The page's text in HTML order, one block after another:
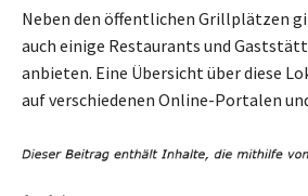
Neben den öffentlichen Grillplätzen
auch einige Restaurants und
anbieten. Eine Übersicht über diese
auf verschiedenen Online-Portalen